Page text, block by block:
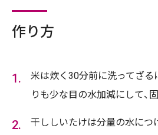
作り方
米は炊く30分前に洗ってざる
りも少な目の水加減にして、
干ししいたけは分量の水につ